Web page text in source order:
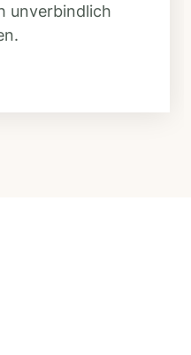
unverbindlich